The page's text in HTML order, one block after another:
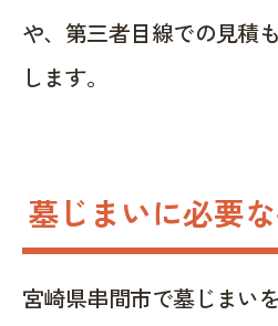
や、第三者目線での見積
します。
墓じまいに必要
宮崎県串間市で墓じまい